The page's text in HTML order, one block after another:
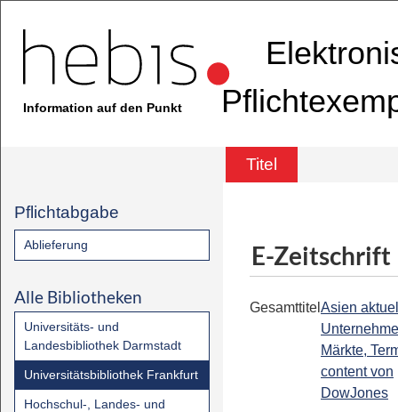
Information auf den Punkt
Titel
Pflichtabgabe
Ablieferung
Alle Bibliotheken
Universitäts- und
Landesbibliothek Darmstadt
Universitätsbibliothek Frankfurt
Hochschul-, Landes- und
E-Zeitschrift
Gesamttitel Asien
Märkte,
content von
DowJones